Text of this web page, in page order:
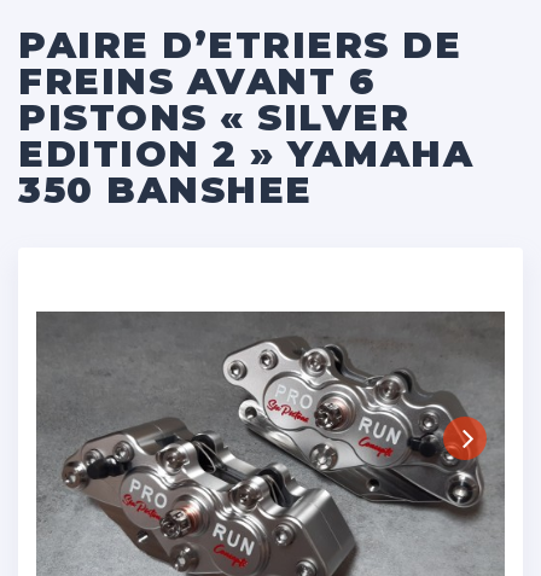
PAIRE D’ETRIERS DE
FREINS AVANT 6
PISTONS « SILVER
EDITION 2 » YAMAHA
350 BANSHEE
Next